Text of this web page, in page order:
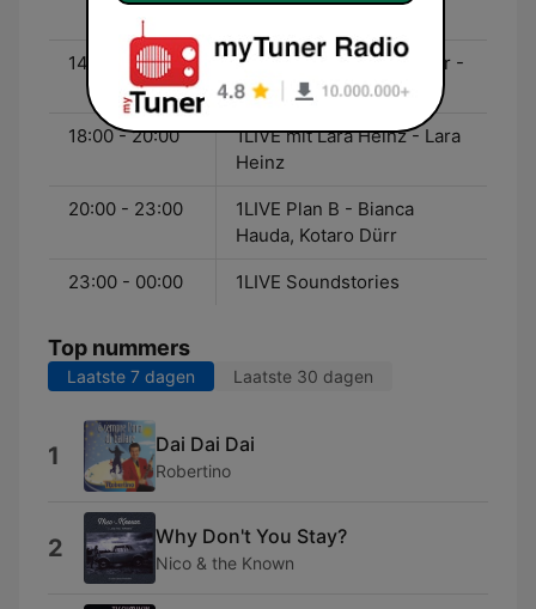
14:00 - 18:00
1LIVE Kammel und Kühler -
Matthias Kammel
18:00 - 20:00
1LIVE mit Lara Heinz - Lara
Heinz
20:00 - 23:00
1LIVE Plan B - Bianca
Hauda, Kotaro Dürr
23:00 - 00:00 1LIVE Soundstories
Top nummers
Laatste 7 dagen Laatste 30 dagen
1 Dai Dai Dai
Robertino
2 Why Don't You Stay?
Nico & the Known